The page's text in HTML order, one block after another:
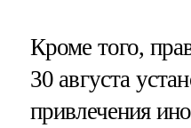
Кроме того,
30 августа
привлечения